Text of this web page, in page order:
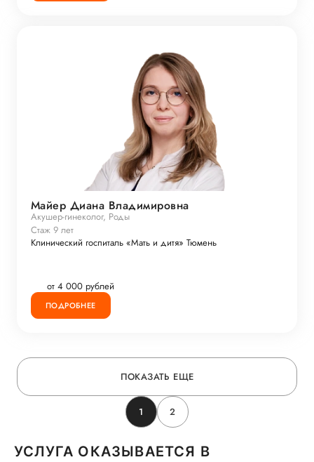
Майер Диана Владимировна
Акушер-гинеколог, Роды
Стаж 9 лет
Клинический госпиталь «Мать и дитя» Тюмень
от 4 000 рублей
ПОДРОБНЕЕ
ПОКАЗАТЬ ЕЩЕ
1 2
УСЛУГА ОКАЗЫВАЕТСЯ В